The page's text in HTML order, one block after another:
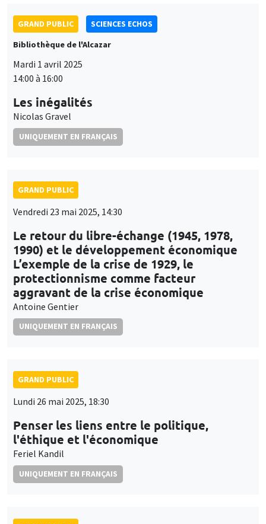
GRAND PUBLIC
SCIENCES ECHOS
Bibliothèque de l'Alcazar
Mardi 1 avril 2025
14:00 à 16:00
Les inégalités
Nicolas Gravel
UNIQUEMENT EN FRANÇAIS
GRAND PUBLIC
Vendredi 23 mai 2025, 14:30
Le retour du libre-échange (1945, 1978,
1990) et le développement économique
L’exemple de la crise de 1929, le
protectionnisme comme facteur
aggravant de la crise économique
Antoine Gentier
UNIQUEMENT EN FRANÇAIS
GRAND PUBLIC
Lundi 26 mai 2025, 18:30
Penser les liens entre le politique,
l'éthique et l'économique
Feriel Kandil
UNIQUEMENT EN FRANÇAIS